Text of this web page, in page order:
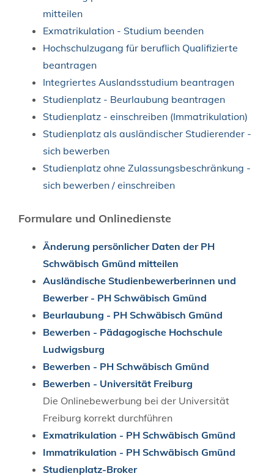
mitteilen
Exmatrikulation - Studium beenden
Hochschulzugang für beruflich Qualifizierte
beantragen
Integriertes Auslandsstudium beantragen
Studienplatz - Beurlaubung beantragen
Studienplatz - einschreiben (Immatrikulation)
Studienplatz als ausländischer Studierender -
sich bewerben
Studienplatz ohne Zulassungsbeschränkung -
sich bewerben / einschreiben
Formulare und Onlinedienste
Änderung persönlicher Daten der PH
Schwäbisch Gmünd mitteilen
Ausländische Studienbewerberinnen und
Bewerber - PH Schwäbisch Gmünd
Beurlaubung - PH Schwäbisch Gmünd
Bewerben - Pädagogische Hochschule
Ludwigsburg
Bewerben - PH Schwäbisch Gmünd
Bewerben - Universität Freiburg
Die Onlinebewerbung bei der Universität
Freiburg korrekt durchführen
Exmatrikulation - PH Schwäbisch Gmünd
Immatrikulation - PH Schwäbisch Gmünd
Studienplatz-Broker